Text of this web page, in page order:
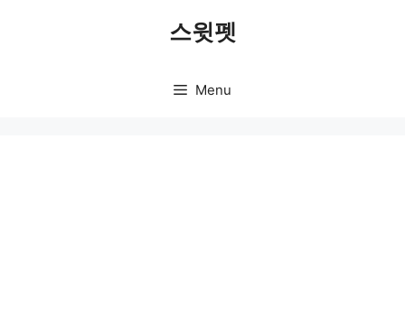
스윗펫
Menu